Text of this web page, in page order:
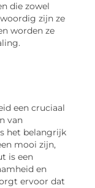
die zowel
zijn ze
worden ze
een cruciaal
van
het belangrijk
mooi zijn,
is een
en
ervoor dat